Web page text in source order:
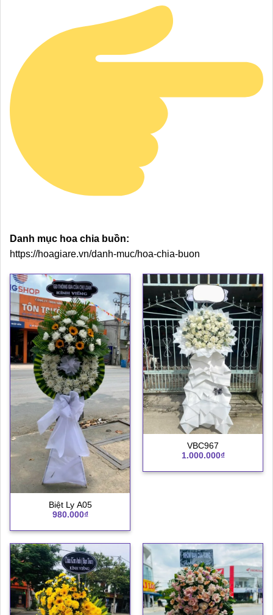
Danh mục hoa chia buồn:
https://hoagiare.vn/danh-muc/hoa-chia-buon
Biệt Ly A05
980.000₫
VBC967
1.000.000₫